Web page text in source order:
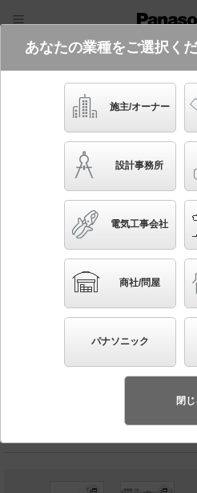
電気・建築設備（ビジネス）
フリーワード
品番・キーワード
かんたん照
起動方式
天井埋込型 LED（昼白色）
高気密SB形・ビーム角24度
φ100 110Vダイクール電球
◆希望小売価格 12,700 円（税抜）
あなたの業種をご選択くだ
施主/オーナー
設計事務所
電気工事会社
商社/問屋
パナソニック
閉